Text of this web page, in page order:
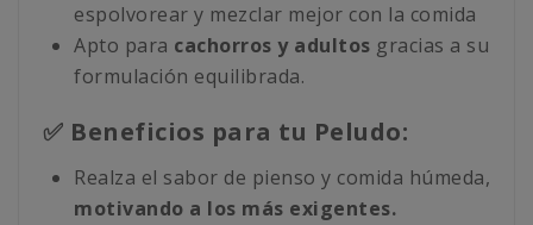
espolvorear y mezclar mejor con la comida
Apto para cachorros y adultos gracias a su
formulación equilibrada.
✅ Beneficios para tu Peludo:
Realza el sabor de pienso y comida húmeda,
motivando a los más exigentes.